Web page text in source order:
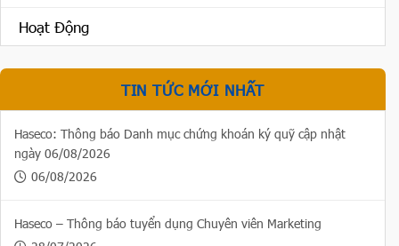
Hoạt Động
TIN TỨC MỚI NHẤT
Haseco: Thông báo Danh mục chứng khoán ký quỹ cập nhật
ngày 06/08/2026
06/08/2026
Haseco – Thông báo tuyển dụng Chuyên viên Marketing